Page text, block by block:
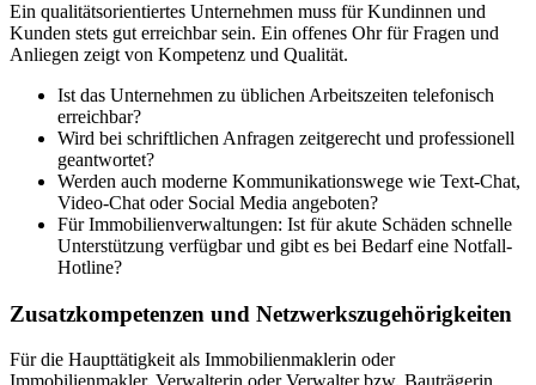
Ein qualitätsorientiertes Unternehmen muss für Kundinnen und
Kunden stets gut erreichbar sein. Ein offenes Ohr für Fragen und
Anliegen zeigt von Kompetenz und Qualität.
Ist das Unternehmen zu üblichen Arbeitszeiten telefonisch
erreichbar?
Wird bei schriftlichen Anfragen zeitgerecht und professionell
geantwortet?
Werden auch moderne Kommunikationswege wie Text-Chat,
Video-Chat oder Social Media angeboten?
Für Immobilienverwaltungen: Ist für akute Schäden schnelle
Unterstützung verfügbar und gibt es bei Bedarf eine Notfall-
Hotline?
Zusatzkompetenzen und Netzwerkszugehörigkeiten
Für die Haupttätigkeit als Immobilienmaklerin oder